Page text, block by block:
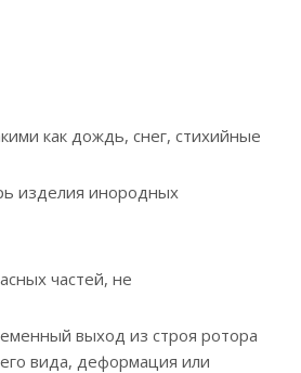
как дождь, снег, стихийные
изделия инородных
частей, не
выход из строя ротора
вида, деформация или